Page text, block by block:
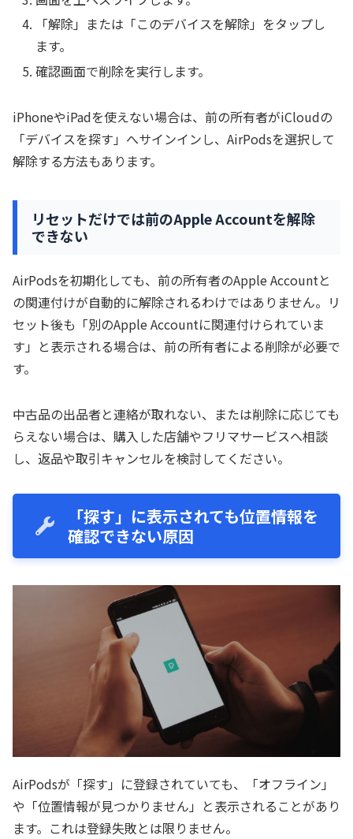
「解除」または「このデバイスを解除」をタップし
ます。
確認画面で削除を実行します。
iPhoneやiPadを使えない場合は、前の所有者がiCloudの
「デバイスを探す」へサインインし、AirPodsを選択して
解除する方法もあります。
リセットだけでは前のApple Accountを解除
できない
AirPodsを初期化しても、前の所有者のApple Accountと
の関連付けが自動的に解除されるわけではありません。リ
セット後も「別のApple Accountに関連付けられていま
す」と表示される場合は、前の所有者による削除が必要で
す。
中古品の出品者と連絡が取れない、または削除に応じても
らえない場合は、購入した店舗やフリマサービスへ相談
し、返品や取引キャンセルを検討してください。
「探す」に表示されても位置情報を
確認できない原因
AirPodsが「探す」に登録されていても、「オフライン」
や「位置情報が見つかりません」と表示されることがあり
ます。これは登録失敗とは限りません。